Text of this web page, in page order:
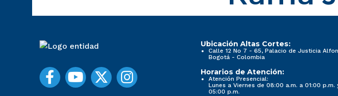
Ubicación Altas Cortes:
Calle 12 No 7 - 65, Palacio de Justicia
Bogotá - Colombia
Horarios de Atención:
Atención Presencial:
Lunes a Viernes de 08:00 a.m. a 01:00 p.m.
05:00 p.m.